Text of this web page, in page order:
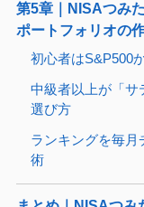
第5章｜NISAつみ
ポートフォリオの
初心者はS&P500
中級者以上が「サ
選び方
ランキングを毎
術